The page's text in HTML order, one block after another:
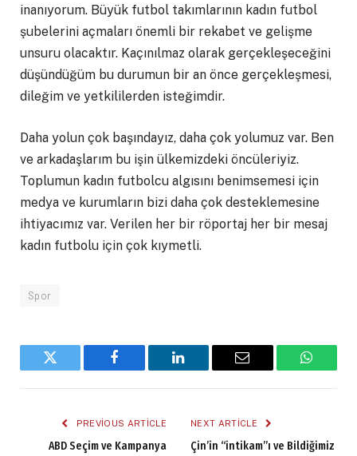
inanıyorum. Büyük futbol takımlarının kadın futbol
şubelerini açmaları önemli bir rekabet ve gelişme
unsuru olacaktır. Kaçınılmaz olarak gerçekleşeceğini
düşündüğüm bu durumun bir an önce gerçekleşmesi,
dileğim ve yetkililerden isteğimdir.
Daha yolun çok başındayız, daha çok yolumuz var. Ben
ve arkadaşlarım bu işin ülkemizdeki öncüleriyiz.
Toplumun kadın futbolcu algısını benimsemesi için
medya ve kurumların bizi daha çok desteklemesine
ihtiyacımız var. Verilen her bir röportaj her bir mesaj
kadın futbolu için çok kıymetli.
Spor
Twitter Facebook LinkedIn Email
PREVIOUS ARTICLE
ABD Seçim ve Kampanya
NEXT ARTICLE
Çin’in “intikam”ı ve Bildiğimiz